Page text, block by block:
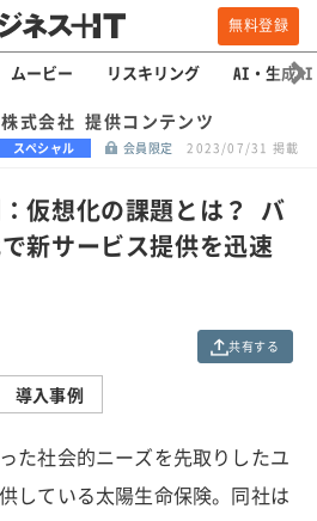
無料登録
ムービー リスキリング AI・生成AI
式会社 提供コンテンツ
スペシャル 会員限定 2023/07/31 掲載
仮想化の課題とは？ バ
新サービス提供を迅速
共有する
導入事例
た社会的ニーズを先取りしたユ
している太陽生命保険。同社は